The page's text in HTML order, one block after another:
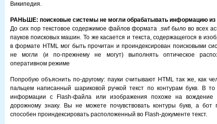
Википедия.
РАНЬШЕ: поисковые системы не могли обрабатывать информацию
До сих пор текстовое содержимое файлов формата .swf было во всех
пауков поисковых машин. То же касается и текста, содержащегося в
в формате HTML мог быть прочитан и проиндексирован поисковыми
не могли (и по-прежнему не могут) выполнять оптическое
оперативном режиме
Попробую объяснить по-другому: пауки считывают HTML так же, как
пальцем написанный шариковой ручкой текст по контурам букв. В
информации с Flash-файла или изображения похоже на вождение
дорожному знаку. Вы не можете почувствовать контуры букв, а бот
способен проиндексировать расположенный во Flash-документе текст.